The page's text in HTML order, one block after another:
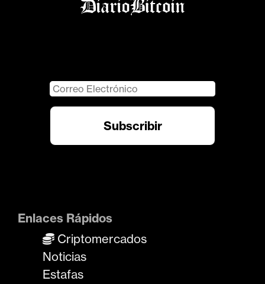
Enlaces Rápidos
Criptomercados
Noticias
Estafas